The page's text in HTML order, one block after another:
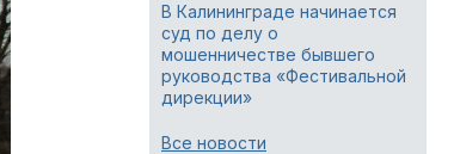
В Калининграде начинается
суд по делу о
мошенничестве бывшего
руководства «Фестивальной
дирекции»
Все новости